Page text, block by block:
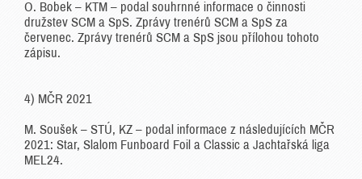
O. Bobek – KTM – podal souhrnné informace o činnosti
družstev SCM a SpS. Zprávy trenérů SCM a SpS za
červenec. Zprávy trenérů SCM a SpS jsou přílohou tohoto
zápisu.
4) MČR 2021
M. Soušek – STÚ, KZ – podal informace z následujících MČR
2021: Star, Slalom Funboard Foil a Classic a Jachtařská liga
MEL24.